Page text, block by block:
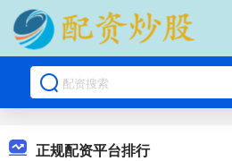
正规配资平台排行